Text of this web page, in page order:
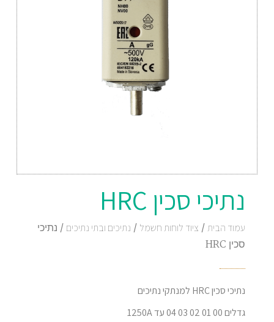
נתיכי סכין HRC
עמוד הבית / ציוד לוחות חשמל / נתיכים ובתי נתיכים / נתיכי
סכין HRC
נתיכי סכין HRC למנתקי נתיכים
גדלים 00 01 02 03 04 עד 1250A